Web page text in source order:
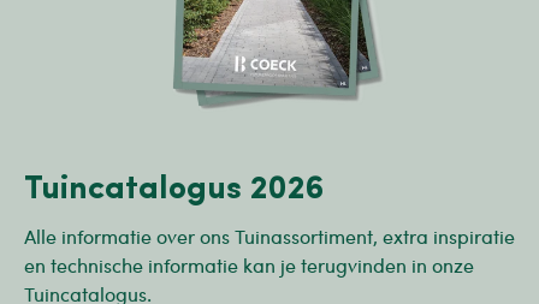
Tuincatalogus 2026
Alle informatie over ons Tuinassortiment, extra inspiratie
en technische informatie kan je terugvinden in onze
Tuincatalogus.